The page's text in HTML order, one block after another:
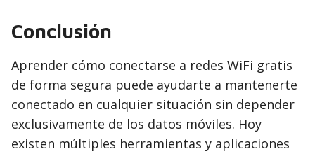
Conclusión
Aprender cómo conectarse a redes WiFi gratis
de forma segura puede ayudarte a mantenerte
conectado en cualquier situación sin depender
exclusivamente de los datos móviles. Hoy
existen múltiples herramientas y aplicaciones